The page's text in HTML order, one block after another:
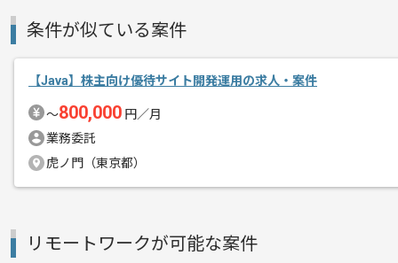
メント
条件が似ている案件
【Java】株主向け優待サイト開発運用の求人・案件
〜800,000 円／月
業務委託
虎ノ門（東京都）
リモートワークが可能な案件